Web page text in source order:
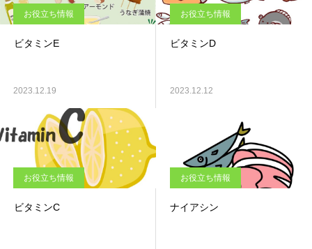
お役立ち情報
ビタミンE
2023.12.19
お役立ち情報
ビタミンD
2023.12.12
お役立ち情報
ビタミンC
お役立ち情報
ナイアシン